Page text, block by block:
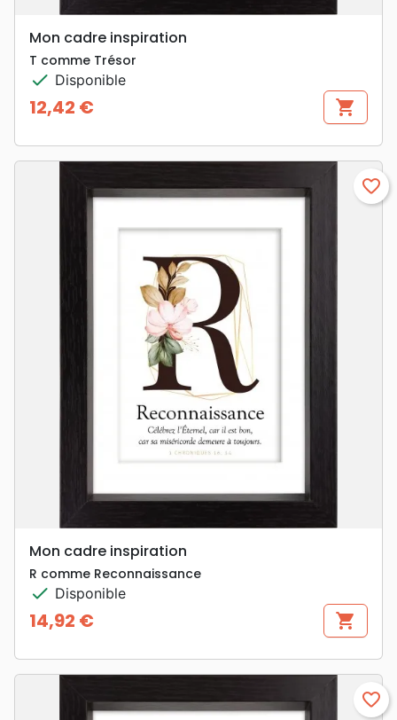
Mon cadre inspiration
T comme Trésor
check Disponible
Prix
12,42 € shopping_cart
favorite_border
Mon cadre inspiration
R comme Reconnaissance
check Disponible
Prix
14,92 € shopping_cart
favorite_border